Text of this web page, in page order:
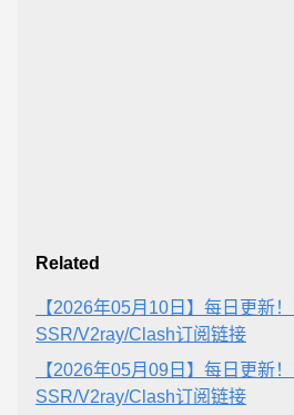
Related
【2026年05月10日】每日更新
SSR/V2ray/Clash订阅链接
【2026年05月09日】每日更新
SSR/V2ray/Clash订阅链接